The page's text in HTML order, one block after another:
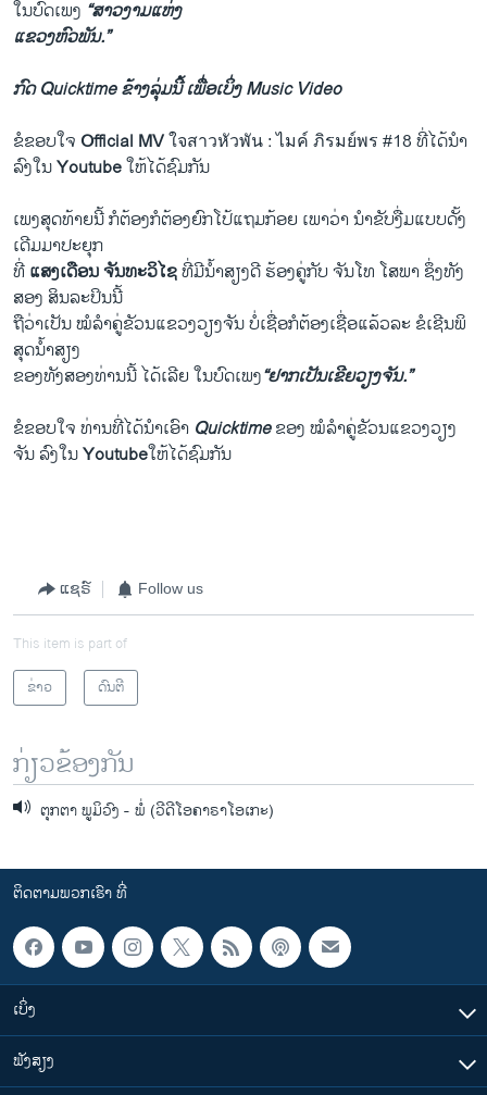
​ໃນ​ບົດ​ເພງ “ສາວ​ງາມ​ແຫ່ງ
​ແຂວ​ງຫົວພັນ.”
ກົດ Quicktime ຂ້າງລຸ່ມນີ້ ເພື່ອເບິ່ງ Music Video
ຂໍຂອບໃຈ Official MVใจสาวหัวพัน : ไมค์ ภิรมย์พร #18 ທີ່ໄດ້ນໍາ
ລົງໃນYoutubeໃຫ້ໄດ້ຊົມກັນ
ເພງສຸດ​ທ້າຍນີ້ ກໍ​ຕ້ອງ​ກໍ​ຕ້ອງ​ຍົກໂປ້​ແຖມ​ກ້ອຍ ​ເພາ​ວ່າ ນໍາ​ຂັບ​ງື່ມ​ແບບ​ດັ້ງ​
ເດີມ​ມາ​ປະຍຸກ ​
ທີ່ ​ແສງ​ເດືອນ ຈັນທະ​ວິ​ໄຊທີ່​ມີ​ນໍ້າ​ສຽງ​ດີ ຮ້ອງ​ຄູ່​ກັບ ຈັນໂທ ​ໂສພາ ຊຶ່ງ​ທັງ​
ສອງ ສິນລະປິນ​ນີ້
ຖື​ວ່າ​ເປັນ ໝໍ​ລໍາ​ຄູ່​ຂັວນ​ແຂວງວຽງ​ຈັນ ບໍ່​ເຊື່ອ​ກໍຕ້ອງ​ເຊື່ອ​ແລ້ວ​ລະ​ ຂໍເຊີນພິ​
ສຸດ​ນໍ້າ​ສຽງ​
ຂອງ​ທັງສອງ​ທ່ານ​ນີ້ ​ໄດ້​ເລີຍ ​ໃນ​ບົດ​ເພງ“ຢາກ​ເປັນ​ເຂີຍ​ວຽງ​ຈັນ.”
ຂໍຂອບໃຈທ່ານທີ່ໄດ້ນໍາເອົາ Quicktimeຂອງໝໍ​ລໍາ​ຄູ່​ຂັວນ​ແຂວງວຽງ​
ຈັນ ລົງໃນYoutubeໃຫ້ໄດ້ຊົມກັນ
ແຊຣ໌ Follow us
This item is part of
ຂ່າວ
ດົນຕີ
ກ່ຽວຂ້ອງກັນ
ຕຸກ​ຕາ ພູມິ​ວົງ - ພໍ່ (ວີດີໂອຄາຣາໂອເກະ)
ຕິດຕາມພວກເຮົາ ທີ່
ເບິ່ງ
ຟັງສຽງ